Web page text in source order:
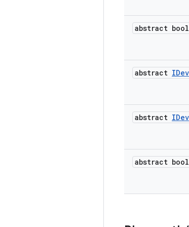
abstract
abstract
abstract
abstract